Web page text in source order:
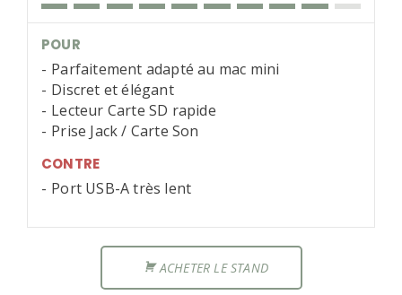
POUR
Parfaitement adapté au mac mini
Discret et élégant
Lecteur Carte SD rapide
Prise Jack / Carte Son
CONTRE
Port USB-A très lent
ACHETER LE STAND